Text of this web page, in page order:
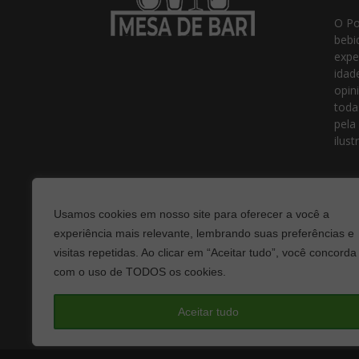
Usamos cookies em nosso site para oferecer a você a
experiência mais relevante, lembrando suas preferências e
visitas repetidas. Ao clicar em “Aceitar tudo”, você concorda
com o uso de TODOS os cookies.
Aceitar tudo
O